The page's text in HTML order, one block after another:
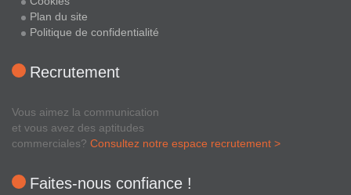
Plan du site
Politique de confidentialité
Recrutement
Vous aimez la communication
et vous avez des aptitudes
commerciales? Consultez notre espace recrutement >
Faites-nous confiance !